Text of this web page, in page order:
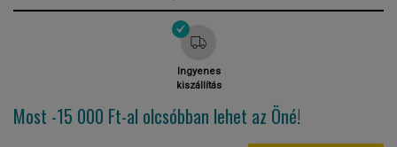
Ingyenes
kiszállítás
Most -15 000 Ft-al olcsóbban lehet az Öné!